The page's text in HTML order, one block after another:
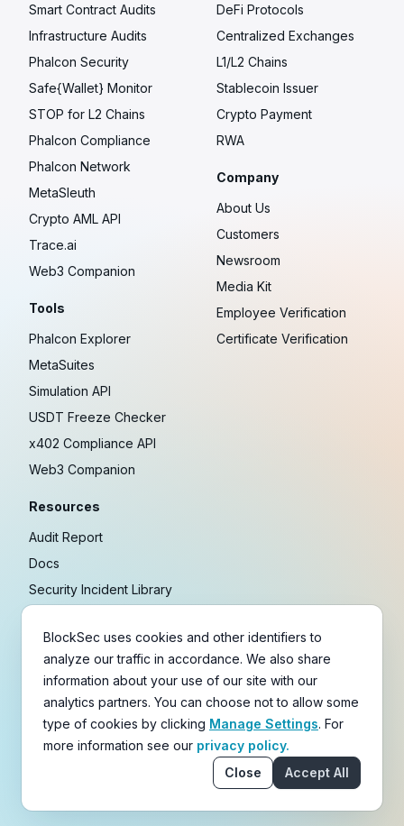
Smart Contract Audits
Infrastructure Audits
Phalcon Security
Safe{Wallet} Monitor
STOP for L2 Chains
Phalcon Compliance
Phalcon Network
MetaSleuth
Crypto AML API
Trace.ai
Web3 Companion
Tools
Phalcon Explorer
MetaSuites
Simulation API
USDT Freeze Checker
x402 Compliance API
Web3 Companion
Resources
Audit Report
Docs
Security Incident Library
Research
Guides
Crypto Payment Playbook
DeFi Protocols
Centralized Exchanges
L1/L2 Chains
Stablecoin Issuer
Crypto Payment
RWA
Company
About Us
Customers
Newsroom
Media Kit
Employee Verification
Certificate Verification
Copyright © 2021-2026BlockSec
Terms & Policies & Disclaimer
TelegramYouTubeLinkedinGitHub
BlockSec uses cookies and other identifiers to
analyze our traffic in accordance. We also share
information about your use of our site with our
analytics partners. You can choose not to allow some
type of cookies by clicking Manage Settings. For
more information see our privacy policy.
Close
Accept All